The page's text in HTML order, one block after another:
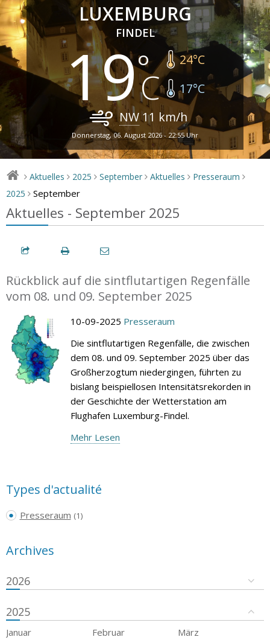
LUXEMBURG
FINDEL
19 24°C
17°C
NW11 km/h
Donnerstag, 06. August 2026 - 22:55 Uhr
> Aktuelles > 2025 > September > Aktuelles > Presseraum >
2025 > September
Aktuelles - September 2025
Rückblick auf die sintflutartigen Regenfälle
vom 08. und 09. September 2025
10-09-2025 Presseraum
Die sintflutartigen Regenfälle, die zwischen
dem 08. und 09. September 2025 über das
Großherzogtum niedergingen, führten zu
bislang beispiellosen Intensitätsrekorden in
der Geschichte der Wetterstation am
Flughafen Luxemburg-Findel.
Mehr Lesen
Types d'actualité
Presseraum (1)
Archives
2026
2025
Januar Februar
März